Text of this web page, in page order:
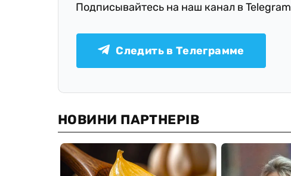
Подписывайтесь на наш канал в Telegram
Следить в Телеграмме